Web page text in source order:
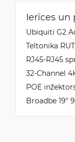
Ierīces
Ubiquiti G2
Teltonika
RJ45-RJ45
32-Channel
POE
Broadbe 19″